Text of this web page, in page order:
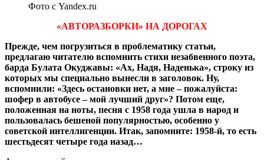
Фото с Yandex.ru
«АВТОРАЗБОРКИ» НА ДОРОГАХ
Прежде, чем погрузиться в проблематику статьи,
предлагаю читателю вспомнить стихи незабвенного поэта,
барда Булата Окуджавы: «Ах, Надя, Наденька», строку из
которых мы специально вынесли в заголовок. Ну,
вспомнили: «Здесь остановки нет, а мне – пожалуйста:
шофер в автобусе – мой лучший друг»? Потом еще,
положенная на ноты, песня с 1958 года ушла в народ и
пользовалась бешеной популярностью, особенно у
советской интеллигенции. Итак, запомните: 1958-й, то есть
шестьдесят четыре года назад…